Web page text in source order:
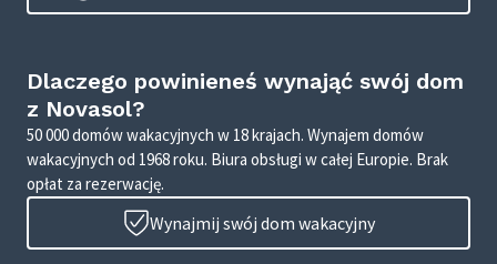
Dlaczego powinieneś wynająć swój dom
z Novasol?
50 000 domów wakacyjnych w 18 krajach. Wynajem domów
wakacyjnych od 1968 roku. Biura obsługi w całej Europie. Brak
opłat za rezerwację.
Wynajmij swój dom wakacyjny